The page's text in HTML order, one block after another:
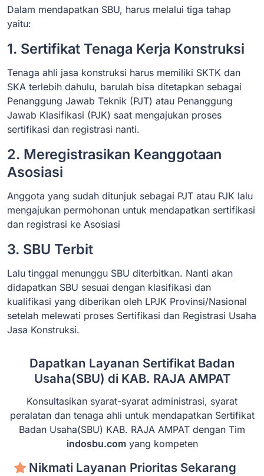
Dalam mendapatkan SBU, harus melalui tiga tahap
yaitu:
1. Sertifikat Tenaga Kerja Konstruksi
Tenaga ahli jasa konstruksi harus memiliki SKTK dan
SKA terlebih dahulu, barulah bisa ditetapkan sebagai
Penanggung Jawab Teknik (PJT) atau Penanggung
Jawab Klasifikasi (PJK) saat mengajukan proses
sertifikasi dan registrasi nanti.
2. Meregistrasikan Keanggotaan
Asosiasi
Anggota yang sudah ditunjuk sebagai PJT atau PJK lalu
mengajukan permohonan untuk mendapatkan sertifikasi
dan registrasi ke Asosiasi
3. SBU Terbit
Lalu tinggal menunggu SBU diterbitkan. Nanti akan
didapatkan SBU sesuai dengan klasifikasi dan
kualifikasi yang diberikan oleh LPJK Provinsi/Nasional
setelah melewati proses Sertifikasi dan Registrasi Usaha
Jasa Konstruksi.
Dapatkan Layanan Sertifikat Badan
Usaha(SBU) di KAB. RAJA AMPAT
Konsultasikan syarat-syarat administrasi, syarat
peralatan dan tenaga ahli untuk mendapatkan Sertifikat
Badan Usaha(SBU) KAB. RAJA AMPAT dengan Tim
indosbu.comyang kompeten
Nikmati Layanan Prioritas Sekarang